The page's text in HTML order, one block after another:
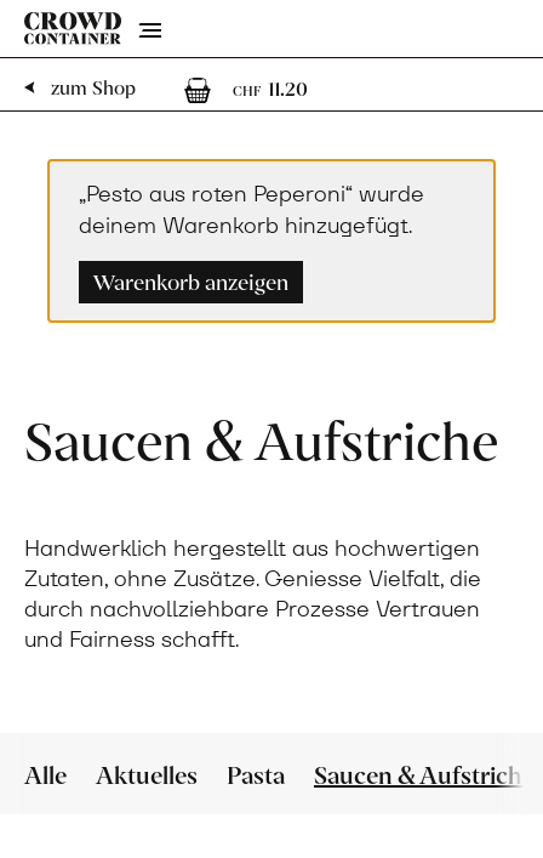
Menu
zum Shop
CHF 11.20
„Pesto aus roten Peperoni“ wurde
deinem Warenkorb hinzugefügt.
Warenkorb anzeigen
Saucen & Aufstriche
Handwerklich hergestellt aus hochwertigen
Zutaten, ohne Zusätze. Geniesse Vielfalt, die
durch nachvollziehbare Prozesse Vertrauen
und Fairness schafft.
Alle Aktuelles Pasta Saucen & Aufstriche